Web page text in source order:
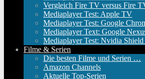
Vergleich Fire TV versus Fire
Mediaplayer Test: Apple TV
Mediaplayer Test: Google
Mediaplayer Text: Google
Mediaplayer Test: Nvidia
Filme & Serien
Die besten Filme und Serien …
Amazon Channels
Aktuelle Top-Serien